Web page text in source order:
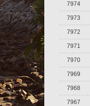
7974
7973
7972
7971
7970
7969
7968
7967